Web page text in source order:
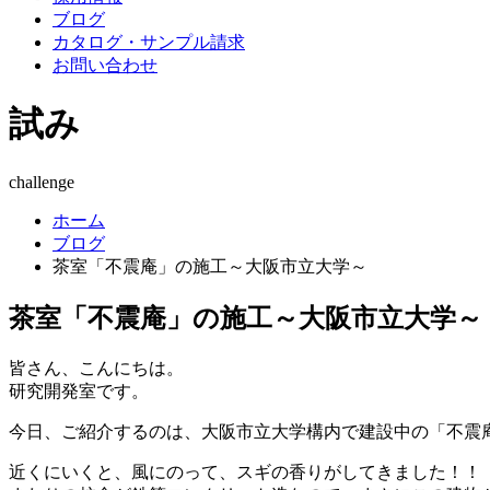
ブログ
カタログ・サンプル請求
お問い合わせ
試み
challenge
ホーム
ブログ
茶室「不震庵」の施工～大阪市立大学～
茶室「不震庵」の施工～大阪市立大学～
皆さん、こんにちは。
研究開発室です。
今日、ご紹介するのは、大阪市立大学構内で建設中の「不震
近くにいくと、風にのって、スギの香りがしてきました！！